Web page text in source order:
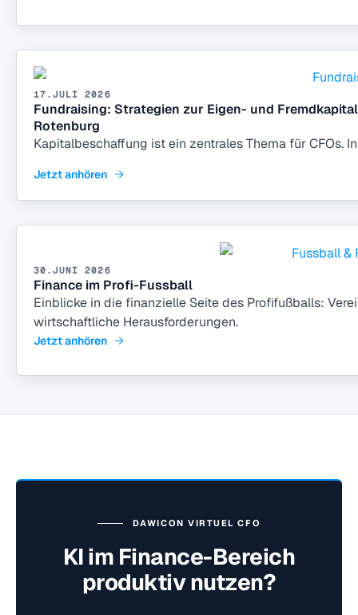
17.JULI 2026
Fundraising: Strategien zur Eigen- und
Rotenburg
Kapitalbeschaffung ist ein zentrales Thema für CFOs.
Jetzt anhören
30.JUNI 2026
Finance im Profi-Fussball
Einblicke in die finanzielle Seite des Profifußballs:
wirtschaftliche Herausforderungen.
Jetzt anhören
DAWICON VIRTUEL CFO
KI im Finance-Bereich
produktiv nutzen?